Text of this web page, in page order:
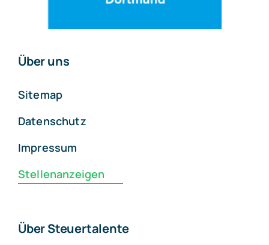
Über uns
Sitemap
Datenschutz
Impressum
Stellenanzeigen
Über Steuertalente